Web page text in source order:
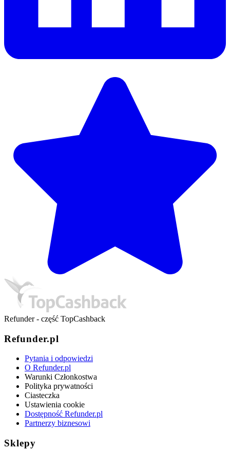
Refunder - część TopCashback
Refunder.pl
Pytania i odpowiedzi
O Refunder.pl
Warunki Członkostwa
Polityka prywatności
Ciasteczka
Ustawienia cookie
Dostępność Refunder.pl
Partnerzy biznesowi
Sklepy